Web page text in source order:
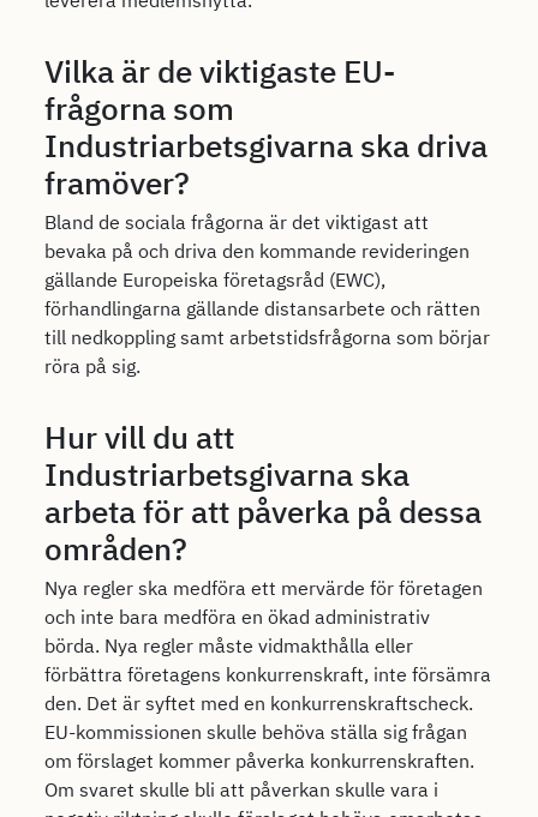
Vilka är de viktigaste EU-
frågorna som
Industriarbetsgivarna ska driva
framöver?
Bland de sociala frågorna är det viktigast att
bevaka på och driva den kommande revideringen
gällande Europeiska företagsråd (EWC),
förhandlingarna gällande distansarbete och rätten
till nedkoppling samt arbetstidsfrågorna som börjar
röra på sig.
Hur vill du att
Industriarbetsgivarna ska
arbeta för att påverka på dessa
områden?
Nya regler ska medföra ett mervärde för företagen
och inte bara medföra en ökad administrativ
börda. Nya regler måste vidmakthålla eller
förbättra företagens konkurrenskraft, inte försämra
den. Det är syftet med en konkurrenskraftscheck.
EU-kommissionen skulle behöva ställa sig frågan
om förslaget kommer påverka konkurrenskraften.
Om svaret skulle bli att påverkan skulle vara i